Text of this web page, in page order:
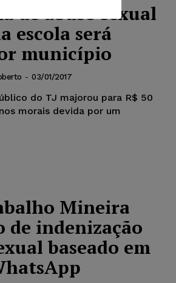
de abuso sexual
escola será
município
- 03/01/2017
do TJ majorou para R$ 50
morais devida por um
Mineira
de indenização
baseado em